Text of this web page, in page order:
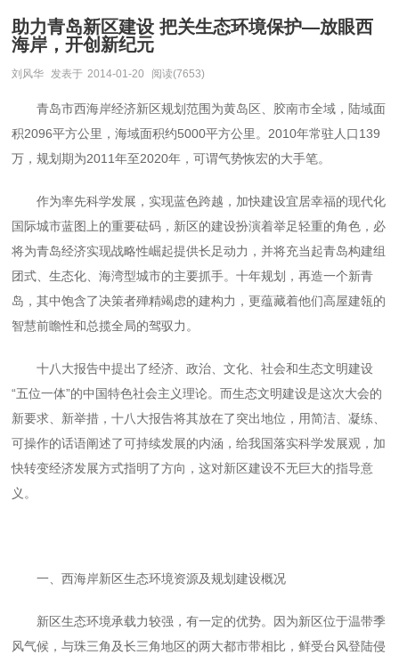
助力青岛新区建设 把关生态环境保护—放眼西
海岸，开创新纪元
刘风华 发表于 2014-01-20 阅读(7653)
青岛市西海岸经济新区规划范围为黄岛区、胶南市全域，陆域面
积2096平方公里，海域面积约5000平方公里。 2010年常驻人口139
万，规划期为2011年至2020年，可谓气势恢宏的大手笔。
作为率先科学发展，实现蓝色跨越，加快建设宜居幸福的现代化
国际城市蓝图上的重要砝码，新区的建设扮演着举足轻重的角色，必
将为青岛经济实现战略性崛起提供长足动力，并将充当起青岛构建组
团式、生态化、海湾型城市的主要抓手。十年规划，再造一个新青
岛，其中饱含了决策者殚精竭虑的建构力，更蕴藏着他们高屋建瓴的
智慧前瞻性和总揽全局的驾驭力。
十八大报告中提出了经济、政治、文化、社会和生态文明建设
“五位一体”的中国特色社会主义理论。而生态文明建设是这次大会的
新要求、新举措，十八大报告将其放在了突出地位，用简洁、凝练、
可操作的话语阐述了可持续发展的内涵，给我国落实科学发展观，加
快转变经济发展方式指明了方向，这对新区建设不无巨大的指导意
义。
一、西海岸新区生态环境资源及规划建设概况
新区生态环境承载力较强，有一定的优势。因为新区位于温带季
风气候，与珠三角及长三角地区的两大都市带相比，鲜受台风登陆侵